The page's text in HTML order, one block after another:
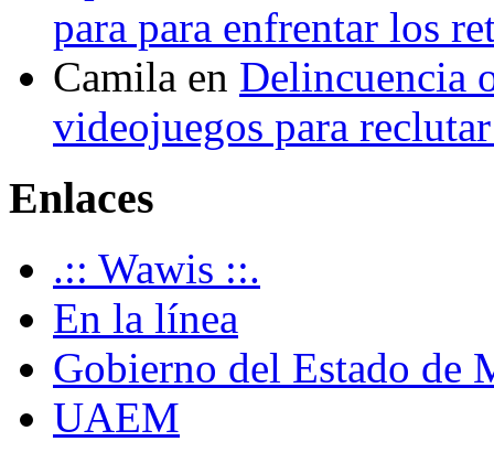
para para enfrentar los
Camila en Delincuencia
videojuegos para
Enlaces
.:: Wawis ::.
En la línea
Gobierno del Estado de
UAEM